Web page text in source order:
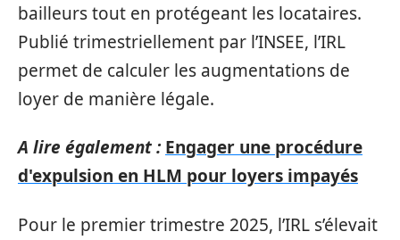
bailleurs tout en protégeant les locataires.
Publié trimestriellement par l’INSEE, l’IRL
permet de calculer les augmentations de
loyer de manière légale.
A lire également : Engager une procédure
d'expulsion en HLM pour loyers impayés
Pour le premier trimestre 2025, l’IRL s’élevait